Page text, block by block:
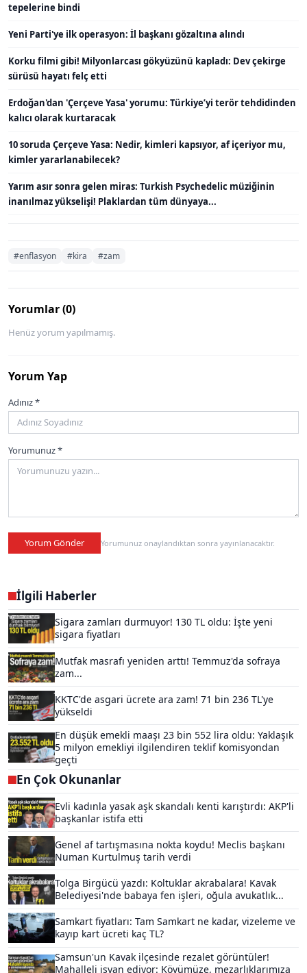
tepelerine bindi
Yeni Parti'ye ilk operasyon: İl başkanı gözaltına alındı
Korku filmi gibi! Milyonlarcası gökyüzünü kapladı: Dev çekirge
sürüsü hayatı felç etti
Erdoğan'dan 'Çerçeve Yasa' yorumu: Türkiye’yi terör tehdidinden
kalıcı olarak kurtaracak
10 soruda Çerçeve Yasa: Nedir, kimleri kapsıyor, af içeriyor mu,
kimler yararlanabilecek?
Yarım asır sonra gelen miras: Turkish Psychedelic müziğinin
inanılmaz yükselişi! Plaklardan tüm dünyaya...
#enflasyon #kira #zam
Yorumlar (0)
Henüz yorum yapılmamış.
Yorum Yap
Adınız *
Yorumunuz *
Yorum Gönder Yorumunuz onaylandıktan sonra yayınlanacaktır.
İlgili Haberler
Sigara zamları durmuyor! 130 TL oldu: İşte yeni
sigara fiyatları
Mutfak masrafı yeniden arttı! Temmuz'da sofraya
zam...
KKTC'de asgari ücrete ara zam! 71 bin 236 TL'ye
yükseldi
En düşük emekli maaşı 23 bin 552 lira oldu: Yaklaşık
5 milyon emekliyi ilgilendiren teklif komisyondan
geçti
En Çok Okunanlar
Evli kadınla yasak aşk skandalı kenti karıştırdı: AKP'li
başkanlar istifa etti
Genel af tartışmasına nokta koydu! Meclis başkanı
Numan Kurtulmuş tarih verdi
Tolga Birgücü yazdı: Koltuklar akrabalara! Kavak
Belediyesi'nde babaya fen işleri, oğula avukatlık...
Samkart fiyatları: Tam Samkart ne kadar, vizeleme ve
kayıp kart ücreti kaç TL?
Samsun'un Kavak ilçesinde rezalet görüntüler!
Mahalleli isyan ediyor: Köyümüze, mezarlıklarımıza